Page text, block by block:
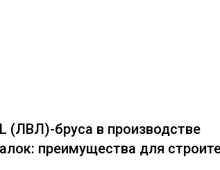
(ЛВЛ)-бруса в производстве
преимущества для